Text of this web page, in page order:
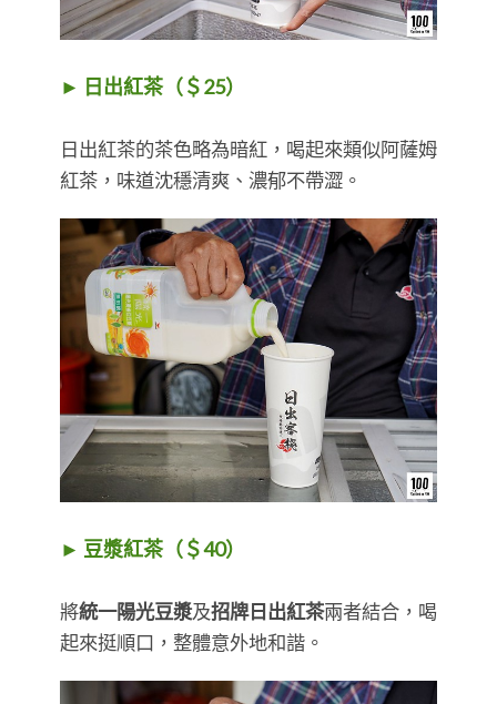
► 日出紅茶（＄25）
日出紅茶的茶色略為暗紅，喝起來類似阿薩姆
紅茶，味道沈穩清爽、濃郁不帶澀。
► 豆漿紅茶（＄40）
將統一陽光豆漿及招牌日出紅茶兩者結合，喝
起來挺順口，整體意外地和諧。